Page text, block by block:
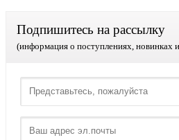
Подпишитесь на рассылку
(информация о поступлениях, новинках